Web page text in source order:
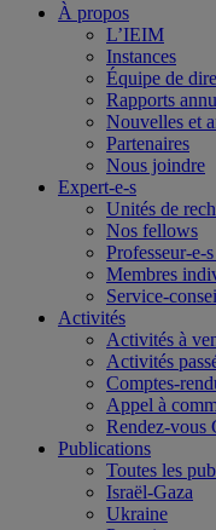
À propos
L’IEIM
Instances
Équipe de
Rapports
Nouvelles et
Partenaires
Nous joindre
Expert-e-s
Unités de
Nos fellows
Professeur-e-
Membres
Service-
Activités
Activités à
Activités
Comptes-
Appel à
Rendez-vous
Publications
Toutes les
Israël-Gaza
Ukraine